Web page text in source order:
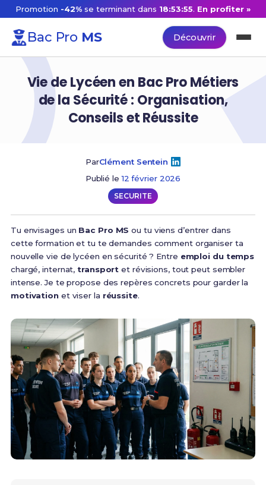
Promotion -42%se terminant dans 18:53:54. En profiter »
Bac Pro MS Découvrir
Vie de Lycéen en Bac Pro Métiers
de la Sécurité : Organisation,
Conseils et Réussite
ParClément Sentein
Publié le12 février 2026
SECURITE
Tu envisages un Bac Pro MS ou tu viens d’entrer dans
cette formation et tu te demandes comment organiser ta
nouvelle vie de lycéen en sécurité ? Entre emploi du temps
chargé, internat,transport et révisions, tout peut sembler
intense. Je te propose des repères concrets pour garder la
motivationet viser la réussite.